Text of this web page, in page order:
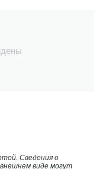
Сведения о
виде могут